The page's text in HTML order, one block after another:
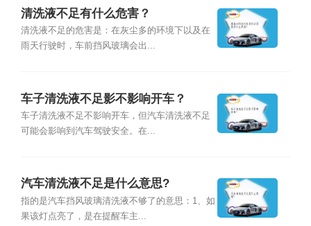
清洗液不足有什么危害？
清洗液不足的危害是：在灰尘多的环境下以及在
雨天行驶时，车前挡风玻璃会出...
车子清洗液不足影不影响开车？
车子清洗液不足不影响开车，但汽车清洗液不足
可能会影响到汽车驾驶安全。在...
汽车清洗液不足是什么意思?
指的是汽车挡风玻璃清洗液不够了的意思：1、如
果该灯点亮了，是在提醒车主...